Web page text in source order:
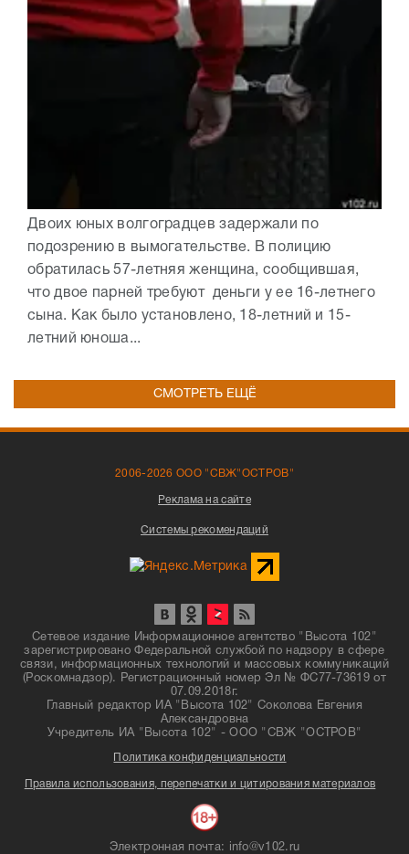
Двоих юных волгоградцев задержали по
подозрению в вымогательстве. В полицию
обратилась 57-летняя женщина, сообщившая,
что двое парней требуют деньги у ее 16-летнего
сына. Как было установлено, 18-летний и 15-
летний юноша...
СМОТРЕТЬ ЕЩЁ
2006-2026 ООО "СВЖ"ОСТРОВ"
Реклама на сайте
Системы рекомендаций
Сетевое издание Информационное агентство "Высота 102"
зарегистрировано Федеральной службой по надзору в сфере
связи, информационных технологий и массовых коммуникаций
(Роскомнадзор). Регистрационный номер Эл № ФС77-73619 от
07.09.2018г.
Главный редактор ИА "Высота 102" Соколова Евгения
Александровна
Учредитель ИА "Высота 102" - ООО "СВЖ "ОСТРОВ"
Политика конфиденциальности
Правила использования, перепечатки и цитирования материалов
Электронная почта: info@v102.ru